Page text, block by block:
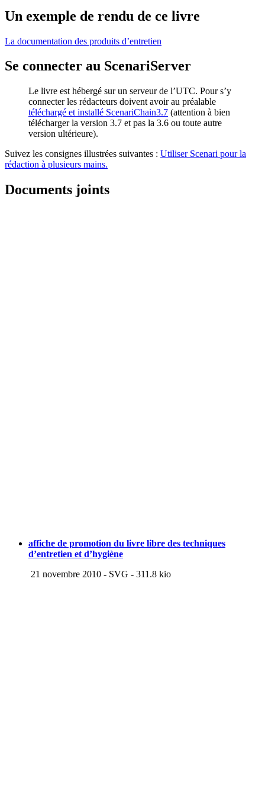
Un exemple de rendu de ce livre
La documentation des produits d’entretien
Se connecter au ScenariServer
Le livre est hébergé sur un serveur de l’UTC. Pour s’y
connecter les rédacteurs doivent avoir au préalable
téléchargé et installé ScenariChain3.7 (attention à bien
télécharger la version 3.7 et pas la 3.6 ou toute autre
version ultérieure).
Suivez les consignes illustrées suivantes : Utiliser Scenari pour la
rédaction à plusieurs mains.
Documents joints
affiche de promotion du livre libre des techniques
d’entretien et d’hygiène
21 novembre 2010 - SVG - 311.8 kio